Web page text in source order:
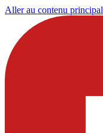
Aller au contenu principal